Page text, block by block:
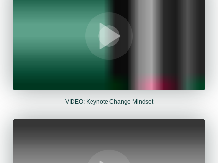
VIDEO: Keynote Change Mindset